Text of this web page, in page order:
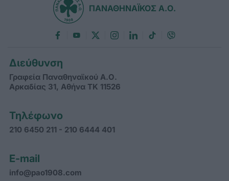
ΠΑΝΑΘΗΝΑΪΚΟΣ Α.Ο.
Διεύθυνση
Γραφεία Παναθηναϊκού Α.Ο.
Αρκαδίας 31, Αθήνα ΤΚ 11526
Τηλέφωνο
210 6450 211 - 210 6444 401
E-mail
info@pao1908.com